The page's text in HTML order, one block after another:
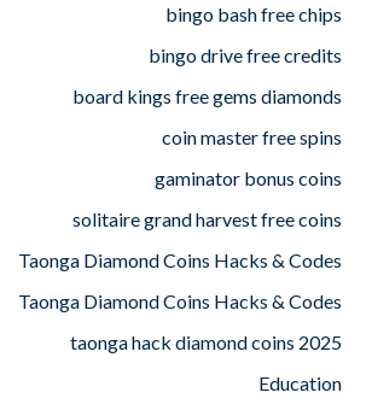
bingo bash free chips
bingo drive free credits
board kings free gems diamonds
coin master free spins
gaminator bonus coins
solitaire grand harvest free coins
Taonga Diamond Coins Hacks & Codes
Taonga Diamond Coins Hacks & Codes
taonga hack diamond coins 2025
Education